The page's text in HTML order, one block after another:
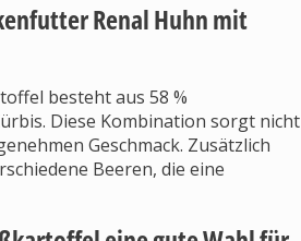
Renal Huhn mit
besteht aus 58 %
Diese Kombination sorgt nicht
Geschmack. Zusätzlich
Beeren, die eine